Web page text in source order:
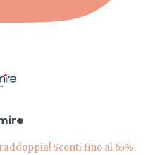
Sconti fino al 65%